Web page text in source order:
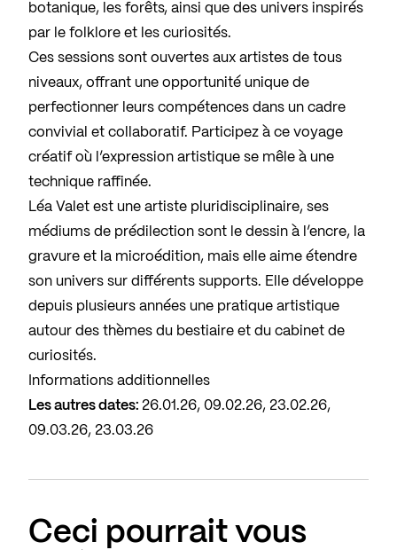
botanique, les forêts, ainsi que des univers inspirés
par le folklore et les curiosités.
Ces sessions sont ouvertes aux artistes de tous
niveaux, offrant une opportunité unique de
perfectionner leurs compétences dans un cadre
convivial et collaboratif. Participez à ce voyage
créatif où l’expression artistique se mêle à une
technique raffinée.
Léa Valet est une artiste pluridisciplinaire, ses
médiums de prédilection sont le dessin à l’encre, la
gravure et la microédition, mais elle aime étendre
son univers sur différents supports. Elle développe
depuis plusieurs années une pratique artistique
autour des thèmes du bestiaire et du cabinet de
curiosités.
Informations additionnelles
Les autres dates: 26.01.26, 09.02.26, 23.02.26,
09.03.26, 23.03.26
Ceci pourrait vous